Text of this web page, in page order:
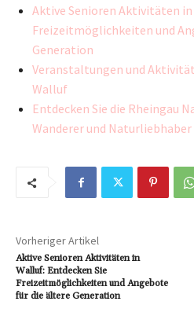
Aktive Senioren Aktivitäten in
Freizeitmöglichkeiten und
Generation
Veranstaltungen und
Walluf
Entdecken Sie die Rheingau
Wanderer und Naturliebhaber
Vorheriger Artikel
Aktive Senioren Aktivitäten in
Walluf: Entdecken Sie
Freizeitmöglichkeiten und Angebote
für die ältere Generation